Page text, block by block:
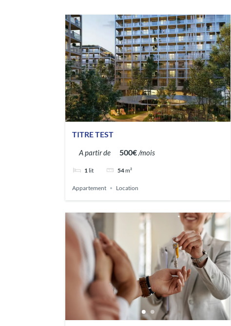
TITRE TEST
A partir de 500€/mois
1 lit 54m²
Appartement Location